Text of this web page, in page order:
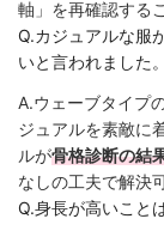
軸」を再確認する
Q.カジュアルな服
いと言われました。
A.ウェーブタイプ
ジュアルを素敵に
ルが骨格診断の結
なしの工夫で解決
Q.身長が高いこと